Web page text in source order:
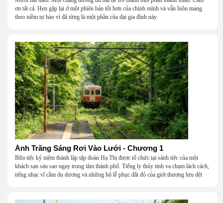
ơn tất cả. Hẹn gặp lại ở một phiên bản tốt hơn của chính mình và vẫn luôn mang
theo niềm tự hào vì đã từng là một phần của đại gia đình này
Ánh Trăng Sáng Rơi Vào Lưới - Chương 1
Bữa tiệc kỷ niệm thành lập tập đoàn Hạ Thị được tổ chức tại sảnh tiệc của một
khách sạn sáu sao ngay trung tâm thành phố. Tiếng ly thủy tinh va chạm lách cách,
tiếng nhạc vĩ cầm du dương và những bộ lễ phục đắt đỏ của giới thượng lưu dệt